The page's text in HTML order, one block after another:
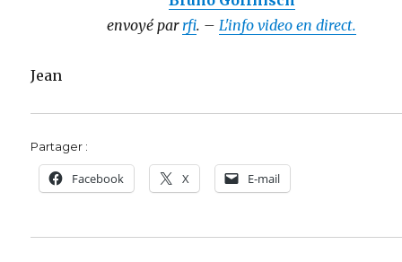
envoyé parrfi. –L'info video en direct.
Jean
Partager :
Facebook X E-mail